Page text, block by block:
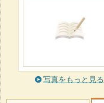
写真をもっと見る